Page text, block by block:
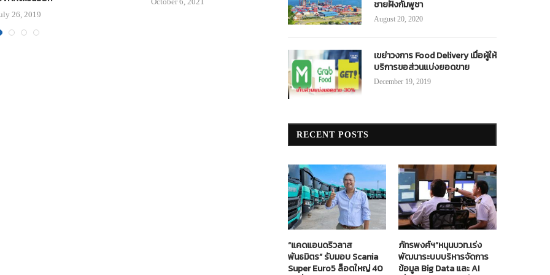
26, 2019 November 1, 2023
ชายฝั่งกัมพูชา
August 20, 2020
เขย่าวงการ Food Delivery เมื่อผู้ให้
บริการขอส่วนแบ่งยอดขาย
December 19, 2019
RECENT POSTS
“แคดแอนดริวลาส
พันธมิตร” รับมอบ Scania
Super Euro5 ล็อตใหญ่ 40
ภัทรพงศ์ฯ”หนุนบวท.เร่ง
พัฒนาระบบบริหารจัดการ
ข้อมูล Big Data และ AI